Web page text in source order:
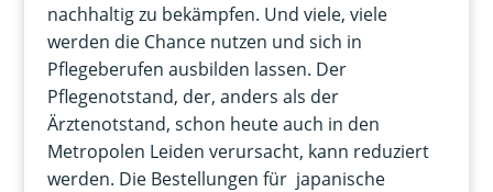
nachhaltig zu bekämpfen. Und viele, viele
werden die Chance nutzen und sich in
Pflegeberufen ausbilden lassen. Der
Pflegenotstand, der, anders als der
Ärztenotstand, schon heute auch in den
Metropolen Leiden verursacht, kann reduziert
werden. Die Bestellungen für japanische